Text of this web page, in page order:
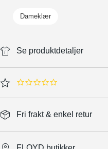
Dameklær
Se produktdetaljer
0.0 star rating
Fri frakt & enkel retur